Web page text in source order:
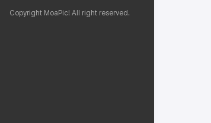
Copyright MoaPic! All right reserved.